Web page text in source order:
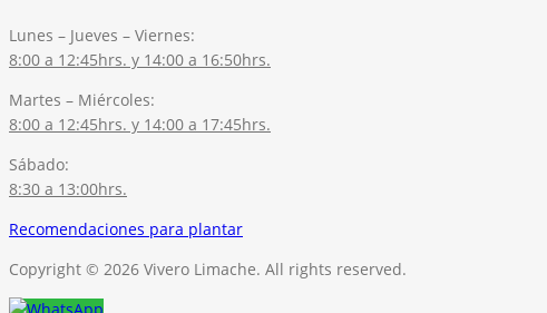
Lunes – Jueves – Viernes:
8:00 a 12:45hrs. y 14:00 a 16:50hrs.
Martes – Miércoles:
8:00 a 12:45hrs. y 14:00 a 17:45hrs.
Sábado:
8:30 a 13:00hrs.
Recomendaciones para plantar
Copyright © 2026 Vivero Limache. All rights reserved.